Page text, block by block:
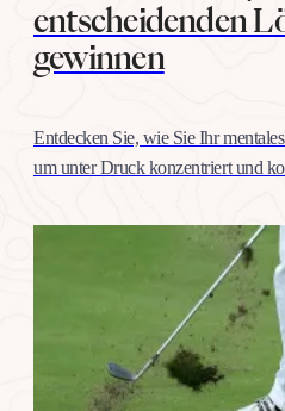
entscheidenden
gewinnen
Entdecken Sie, wie Sie Ihr
um unter Druck konzentriert und